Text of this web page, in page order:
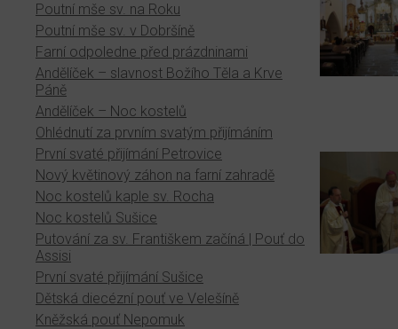
Poutní mše sv. na Roku
Poutní mše sv. v Dobršíně
Farní odpoledne před prázdninami
Andělíček – slavnost Božího Těla a Krve
Páně
Andělíček – Noc kostelů
Ohlédnutí za prvním svatým přijímáním
První svaté přijímání Petrovice
Nový květinový záhon na farní zahradě
Noc kostelů kaple sv. Rocha
Noc kostelů Sušice
Putování za sv. Františkem začíná | Pouť do
Assisi
První svaté přijímání Sušice
Dětská diecézní pouť ve Velešíně
Kněžská pouť Nepomuk